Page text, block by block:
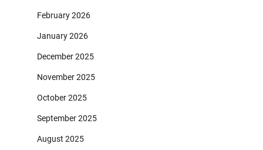
February 2026
January 2026
December 2025
November 2025
October 2025
September 2025
August 2025